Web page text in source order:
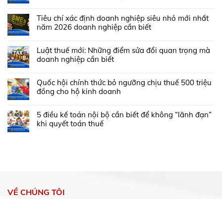
Tiêu chí xác định doanh nghiệp siêu nhỏ mới nhất
năm 2026 doanh nghiệp cần biết
Luật thuế mới: Những điểm sửa đổi quan trọng mà
doanh nghiệp cần biết
Quốc hội chính thức bỏ ngưỡng chịu thuế 500 triệu
đồng cho hộ kinh doanh
5 điều kế toán nội bộ cần biết để không “lãnh đạn”
khi quyết toán thuế
VỀ CHÚNG TÔI